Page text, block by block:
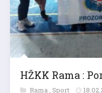
HŽKK Rama :
Rama , Sport